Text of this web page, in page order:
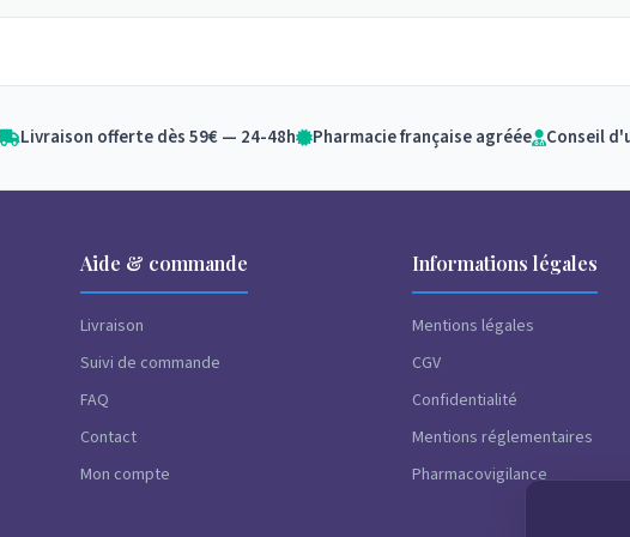
Livraison offerte dès 59€ — 24-48h Pharmacie française agréée Conseil
Aide & commande
Livraison
Suivi de commande
FAQ
Contact
Mon compte
Informations légales
Mentions légales
CGV
Confidentialité
Mentions réglementaires
Pharmacovigilance